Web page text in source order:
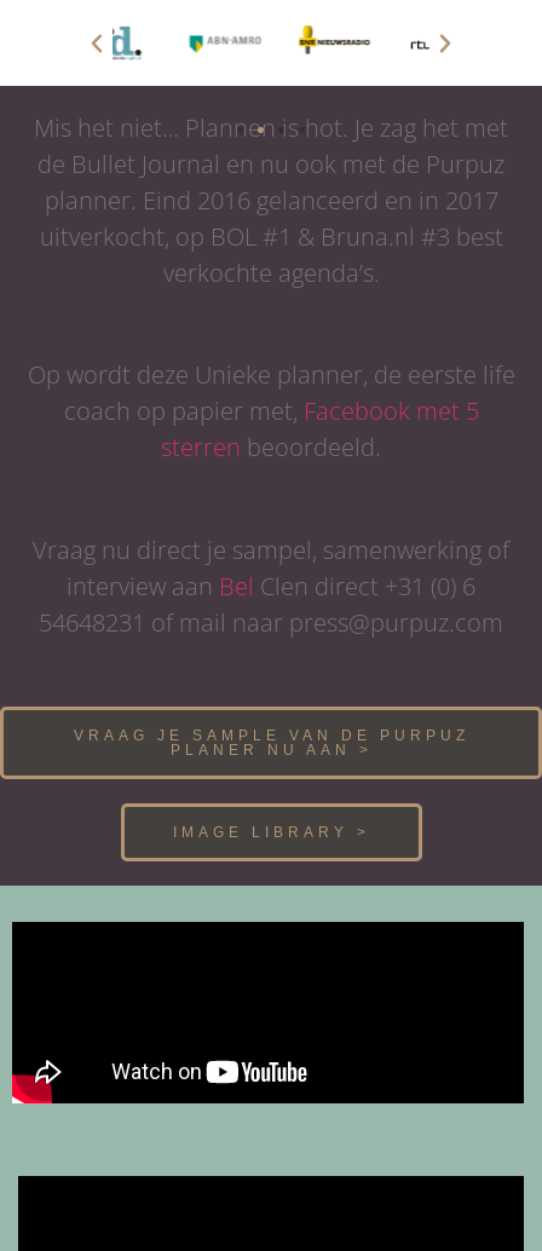
Mis het niet… Plannen is hot. Je zag het met
de Bullet Journal en nu ook met de Purpuz
planner. Eind 2016 gelanceerd en in 2017
uitverkocht, op BOL #1 & Bruna.nl #3 best
verkochte agenda’s.
Op wordt deze Unieke planner, de eerste life
coach op papier met, Facebook met 5
sterren beoordeeld.
Vraag nu direct je sampel, samenwerking of
interview aan Bel Clen direct +31 (0) 6
54648231 of mail naar press@purpuz.com
VRAAG JE SAMPLE VAN DE PURPUZ
PLANER NU AAN >
IMAGE LIBRARY >